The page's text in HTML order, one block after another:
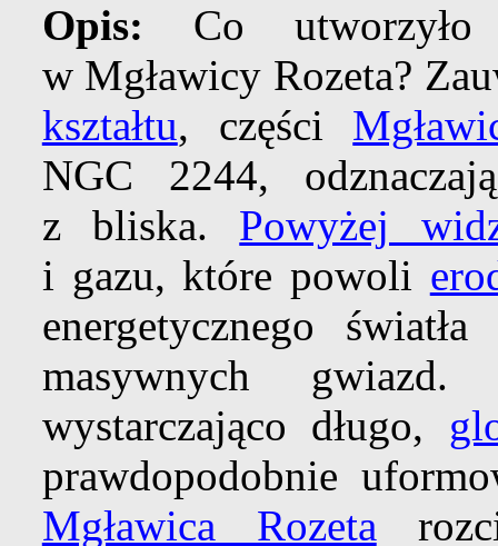
Opis: Co
w Mgławicy Rozeta?
kształtu, części
NGC 2244,
z bliska. Powyżej
i gazu, które powoli
energetycznego
masywnych
wystarczająco długo,
prawdopodobnie
Mgławica Rozeta